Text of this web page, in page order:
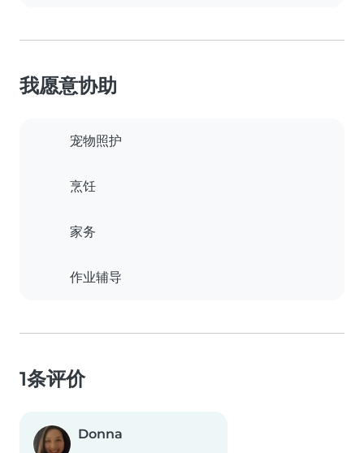
我愿意协助
宠物照护
烹饪
家务
作业辅导
1条评价
Donna